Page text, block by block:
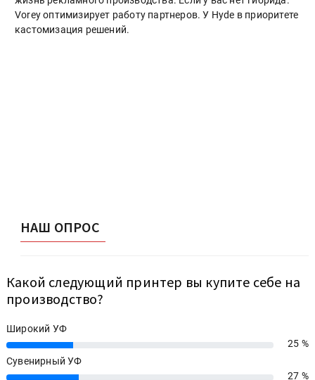
Vorey оптимизирует работу партнеров. У Hyde в приоритете
кастомизация решений.
НАШ ОПРОС
Какой следующий принтер вы купите себе на
производство?
Широкий УФ
25%
25 %
Сувенирный УФ
27%
27 %